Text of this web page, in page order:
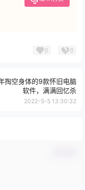
0 0
掏空身体的9款怀旧电脑
软件，满满回忆杀
2022-5-5 13:30:32